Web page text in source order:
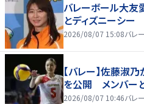
バレーボール大
とディズニーシ
2026/08/07 15:08バレー
【バレー】佐藤淑
を公開 メンバー
2026/08/07 10:46バレー